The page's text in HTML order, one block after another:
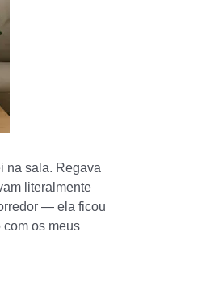
na sala. Regava
literalmente
— ela ficou
os meus